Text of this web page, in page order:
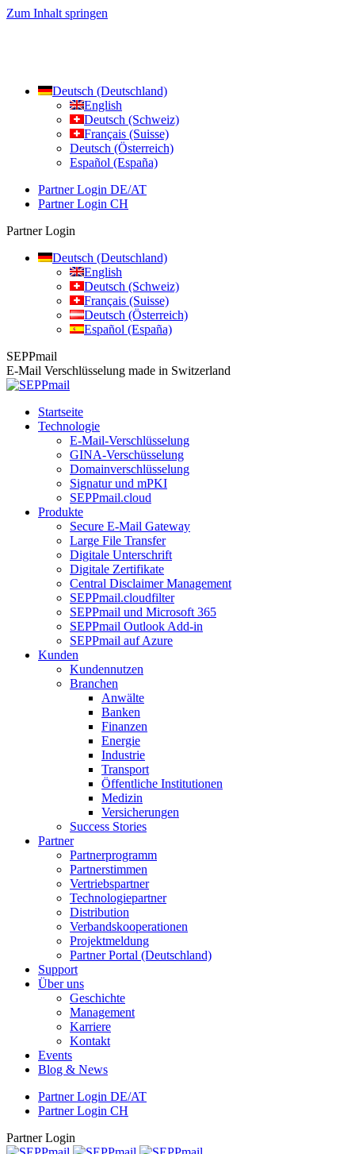
Zum Inhalt springen
Deutsch (Deutschland)
English
Deutsch (Schweiz)
Français (Suisse)
Deutsch (Österreich)
Español (España)
Partner Login DE/AT
Partner Login CH
Partner Login
Deutsch (Deutschland)
English
Deutsch (Schweiz)
Français (Suisse)
Deutsch (Österreich)
Español (España)
SEPPmail
E-Mail Verschlüsselung made in Switzerland
Startseite
Technologie
E-Mail-Verschlüsselung
GINA-Verschüsselung
Domainverschlüsselung
Signatur und mPKI
SEPPmail.cloud
Produkte
Secure E-Mail Gateway
Large File Transfer
Digitale Unterschrift
Digitale Zertifikate
Central Disclaimer Management
SEPPmail.cloudfilter
SEPPmail und Microsoft 365
SEPPmail Outlook Add-in
SEPPmail auf Azure
Kunden
Kundennutzen
Branchen
Anwälte
Banken
Finanzen
Energie
Industrie
Transport
Öffentliche Institutionen
Medizin
Versicherungen
Success Stories
Partner
Partnerprogramm
Partnerstimmen
Vertriebspartner
Technologiepartner
Distribution
Verbandskooperationen
Projektmeldung
Partner Portal (Deutschland)
Support
Über uns
Geschichte
Management
Karriere
Kontakt
Events
Blog & News
Partner Login DE/AT
Partner Login CH
Partner Login